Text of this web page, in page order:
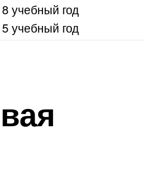
учебный год
учебный год